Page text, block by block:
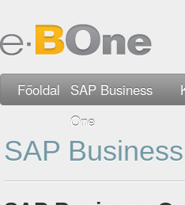
Főoldal
SAP Business
One
SAP